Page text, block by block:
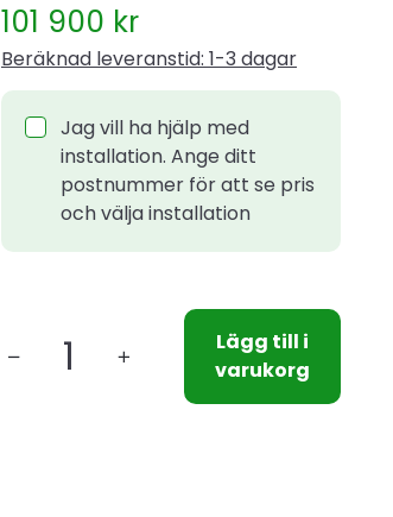
101 900 kr
Beräknad leveranstid: 1-3 dagar
Jag vill ha hjälp med
installation. Ange ditt
postnummer för att se pris
och välja installation
Lägg till i
varukorg